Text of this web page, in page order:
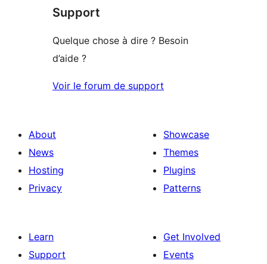
reviews
Support
Quelque chose à dire ? Besoin
d’aide ?
Voir le forum de support
About
News
Hosting
Privacy
Showcase
Themes
Plugins
Patterns
Learn
Support
Get Involved
Events